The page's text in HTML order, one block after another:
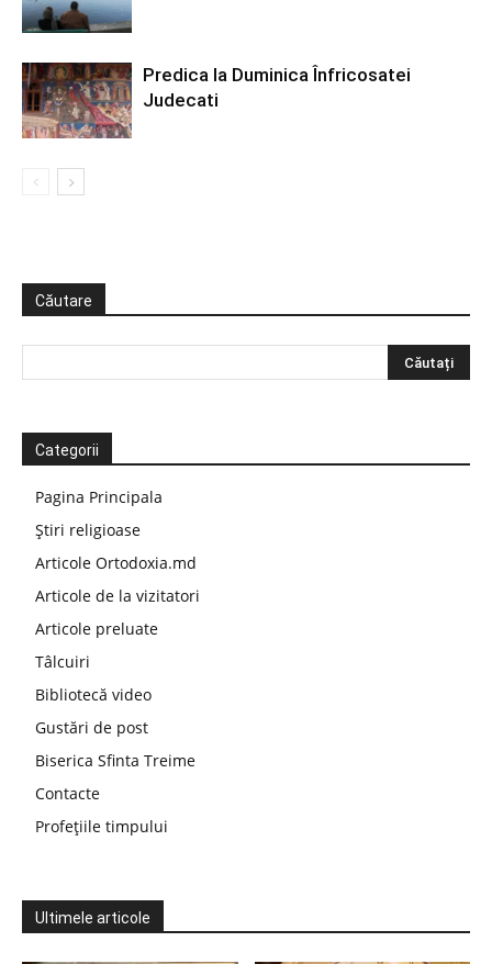
Predica la Duminica Înfricosatei
Judecati
Căutare
Categorii
Pagina Principala
Știri religioase
Articole Ortodoxia.md
Articole de la vizitatori
Articole preluate
Tâlcuiri
Bibliotecă video
Gustări de post
Biserica Sfinta Treime
Contacte
Profețiile timpului
Ultimele articole